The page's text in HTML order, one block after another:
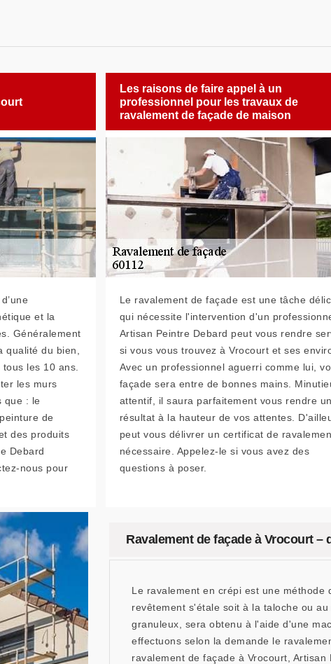
et la
Généralement
qualité du bien,
les 10 ans.
les murs
que : le
de
des produits
Debard
nous pour
Les raisons de faire appel à un
professionnel pour les travaux de
ravalement de façade de maison
Le ravalement de façade est une tâche
qui nécessite l'intervention d'un
Artisan Peintre Debard peut vous rendre
si vous vous trouvez à Vrocourt et ses
Avec un professionnel aguerri comme lui,
façade sera entre de bonnes mains.
attentif, il saura parfaitement vous rendre un
résultat à la hauteur de vos attentes.
peut vous délivrer un certificat de
nécessaire. Appelez-le si vous avez des
questions à poser.
Ravalement de façade à Vrocourt –
Le ravalement en crépi est une
revêtement s'étale soit à la taloche ou
granuleux, sera obtenu à l'aide d'une
effectuons selon la demande le
ravalement de façade à Vrocourt,